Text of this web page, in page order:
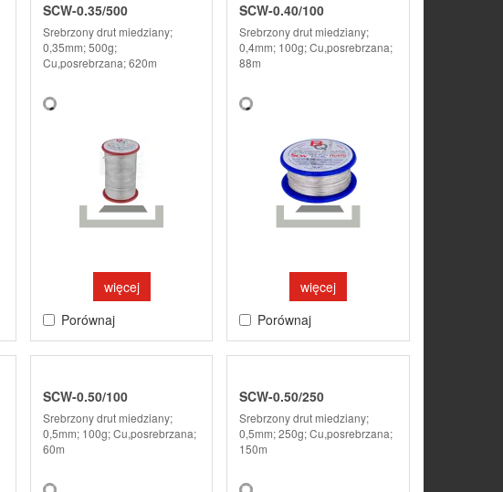
SCW-0.35/500
Srebrzony drut miedziany;
0,35mm; 500g;
Cu,posrebrzana; 620m
więcej
Porównaj
SCW-0.40/100
Srebrzony drut miedziany;
0,4mm; 100g; Cu,posrebrzana;
88m
więcej
Porównaj
SCW-0.50/100
Srebrzony drut miedziany;
0,5mm; 100g; Cu,posrebrzana;
60m
SCW-0.50/250
Srebrzony drut miedziany;
0,5mm; 250g; Cu,posrebrzana;
150m